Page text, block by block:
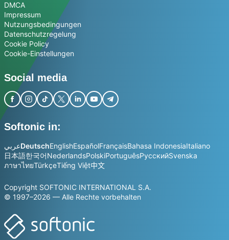
DMCA
Impressum
Nutzungsbedingungen
Datenschutzregelung
Cookie Policy
Cookie-Einstellungen
Social media
Softonic in:
عربيDeutschEnglishEspañolFrançaisBahasa IndonesiaItaliano
日本語한국어NederlandsPolskiPortuguêsРусскийSvenska
ภาษาไทยTürkçeTiếng Việt中文
Copyright SOFTONIC INTERNATIONAL S.A.
© 1997–2026 — Alle Rechte vorbehalten